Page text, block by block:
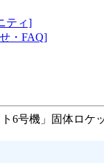
ティ]
・FAQ]
6号機」固体ロケ